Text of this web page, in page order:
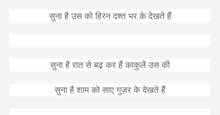
सुना है उस को हिरन दश्त भर के देखते हैं
सुना है रात से बढ़ कर हैं काकुलें उस की
सुना है शाम को साए गुज़र के देखते हैं